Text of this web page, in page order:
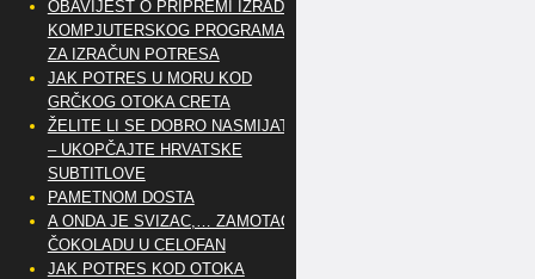
OBAVIJEST O PRIPREMI IZRADE
KOMPJUTERSKOG PROGRAMA
ZA IZRAČUN POTRESA
JAK POTRES U MORU KOD
GRČKOG OTOKA CRETA
ŽELITE LI SE DOBRO NASMIJATI
– UKOPČAJTE HRVATSKE
SUBTITLOVE
PAMETNOM DOSTA
A ONDA JE SVIZAC,… ZAMOTAO
ČOKOLADU U CELOFAN
JAK POTRES KOD OTOKA